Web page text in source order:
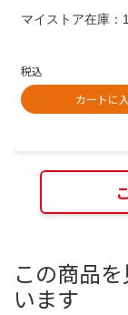
マイストア在庫：
税込
カートに
この商品
います